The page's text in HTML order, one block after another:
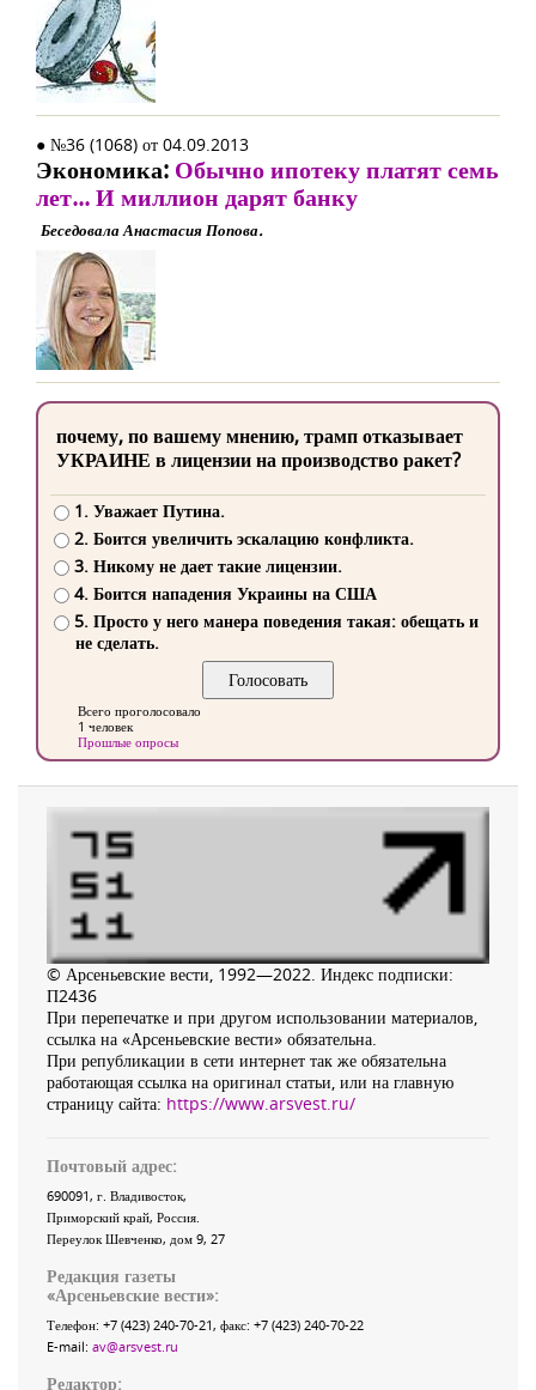
● №36 (1068) от 04.09.2013
Экономика: Обычно ипотеку платят семь
лет... И миллион дарят банку
Беседовала Анастасия Попова.
почему, по вашему мнению, трамп отказывает
УКРАИНЕ в лицензии на производство ракет?
1. Уважает Путина.
2. Боится увеличить эскалацию конфликта.
3. Никому не дает такие лицензии.
4. Боится нападения Украины на США
5. Просто у него манера поведения такая: обещать и
не сделать.
Всего проголосовало
1 человек
Прошлые опросы
© Арсеньевские вести, 1992—2022. Индекс подписки:
П2436
При перепечатке и при другом использовании материалов,
ссылка на «Арсеньевские вести» обязательна.
При републикации в сети интернет так же обязательна
работающая ссылка на оригинал статьи, или на главную
страницу сайта: https://www.arsvest.ru/
Почтовый адрес:
690091, г. Владивосток,
Приморский край, Россия
Переулок Шевченко, дом 9, 27
Редакция газеты
«Арсеньевские вести»:
Телефон: +7 (423) 240-70-21, факс: +7 (423) 240-70-22
E-mail: av@arsvest.ru
Редактор: